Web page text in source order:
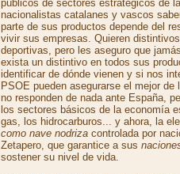
públicos de sectores estratégicos de
nacionalistas catalanes y vascos
parte de sus productos depende del
vivir sus empresas. Quieren
deportivas, pero les aseguro que
exista un distintivo en todos sus
identificar de dónde vienen y si nos
PSOE pueden asegurarse el mejor
no responden de nada ante España,
los sectores básicos de la economía
gas, los hidrocarburos... y ahora, la
como nave nodriza controlada por
Zetapero, que garantice a sus
sostener su nivel de vida.